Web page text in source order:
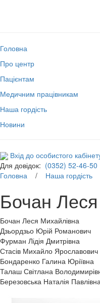
Головна
Про центр
Пацієнтам
Медичним працівникам
Наша гордість
Новини
Вхід до особистого
Для довідок: (0352) 52-46-50
Головна / Наша гордість
Бочан
Бочан Леся Михайлівна
Дзьордзьо Юрій Романович
Фурман Лідія Дмитрівна
Стасів Михайло Ярославович
Бондаренко Галина Юріївна
Талаш Світлана
Березовська Наталія Павлівна